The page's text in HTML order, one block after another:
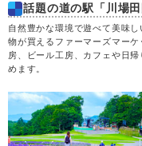
話題の道の駅「川場
自然豊かな環境で遊べて美味
物が買えるファーマーズマー
房、ビール工房、カフェや日
めます。